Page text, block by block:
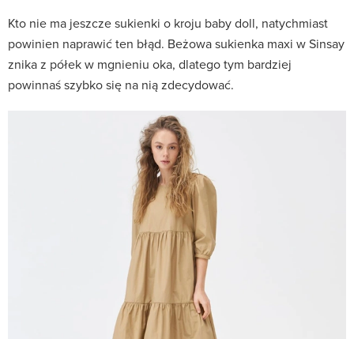
Kto nie ma jeszcze sukienki o kroju baby doll, natychmiast
powinien naprawić ten błąd. Beżowa sukienka maxi w Sinsay
znika z półek w mgnieniu oka, dlatego tym bardziej
powinnaś szybko się na nią zdecydować.